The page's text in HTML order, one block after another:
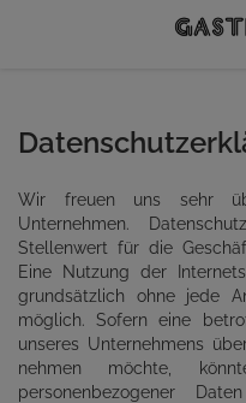
Wir freuen uns sehr
Unternehmen.
Stellenwert für die
Eine Nutzung der
grundsätzlich ohne jede
möglich. Sofern eine
unseres Unternehmens
nehmen möchte,
personenbezogener